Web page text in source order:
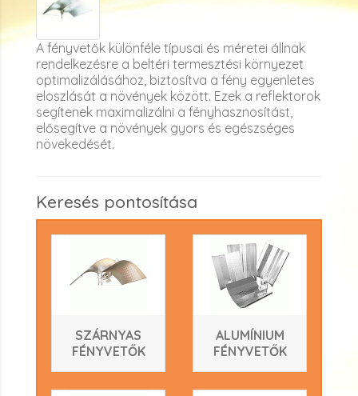
A fényvetők különféle típusai és méretei állnak
rendelkezésre a beltéri termesztési környezet
optimalizálásához, biztosítva a fény egyenletes
eloszlását a növények között. Ezek a reflektorok
segítenek maximalizálni a fényhasznosítást,
elősegítve a növények gyors és egészséges
növekedését.
Keresés pontosítása
SZÁRNYAS
FÉNYVETŐK
ALUMÍNIUM
FÉNYVETŐK